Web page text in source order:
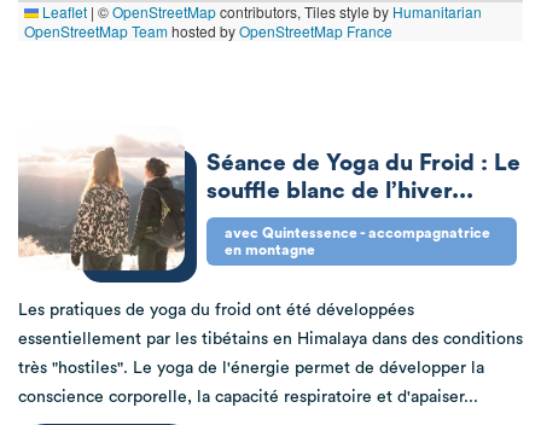
Leaflet | ©OpenStreetMapcontributors, Tiles style by Humanitarian
OpenStreetMap Teamhosted byOpenStreetMap France
Séance de Yoga du Froid : Le
souffle blanc de l’hiver...
avec Quintessence - accompagnatrice
en montagne
Les pratiques de yoga du froid ont été développées
essentiellement par les tibétains en Himalaya dans des conditions
très "hostiles". Le yoga de l'énergie permet de développer la
conscience corporelle, la capacité respiratoire et d'apaiser...